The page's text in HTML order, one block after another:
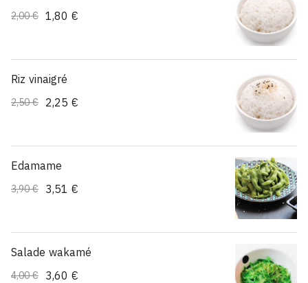
2,00 € 1,80 €
Riz vinaigré
2,50 € 2,25 €
Edamame
3,90 € 3,51 €
Salade wakamé
4,00 € 3,60 €